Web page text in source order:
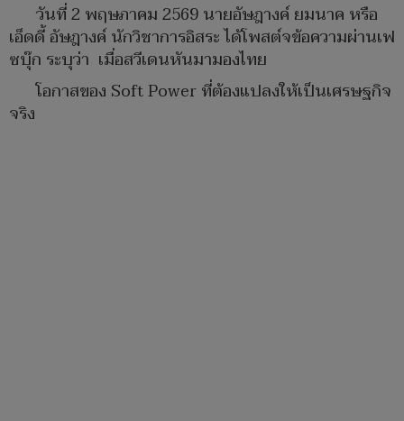
วันที่ 2 พฤษภาคม 2569 นายอัษฎางค์ ยมนาค หรือ
เอ็ดดี้ อัษฎางค์ นักวิชาการอิสระ ได้โพสต์จข้อความผ่านเฟ
ซบุ๊ก ระบุว่า เมื่อสวีเดนหันมามองไทย
โอกาสของ Soft Power ที่ต้องแปลงให้เป็นเศรษฐกิจ
จริง